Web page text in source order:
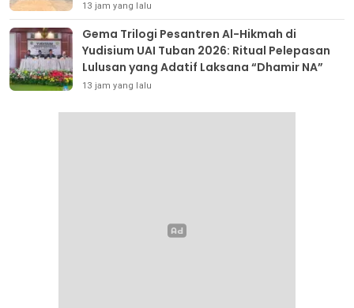
13 jam yang lalu
Gema Trilogi Pesantren Al-Hikmah di
Yudisium UAI Tuban 2026: Ritual Pelepasan
Lulusan yang Adatif Laksana “Dhamir NA”
13 jam yang lalu